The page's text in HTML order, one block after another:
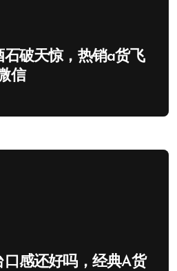
破天惊，热销a货飞
信
感还好吗，经典A货